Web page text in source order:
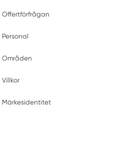
Offertförfrågan
Personal
Områden
Villkor
Märkesidentitet